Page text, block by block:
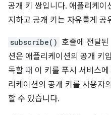
공개 키 쌍입니다. 애플리케이
지하고 공개 키는 자유롭게 공
subscribe() 호출에 전달된
션은 애플리케이션의 공개 키
독할 때 이 키를 푸시 서비스
리케이션의 공개 키를 사용자의
할 수 있습니다.